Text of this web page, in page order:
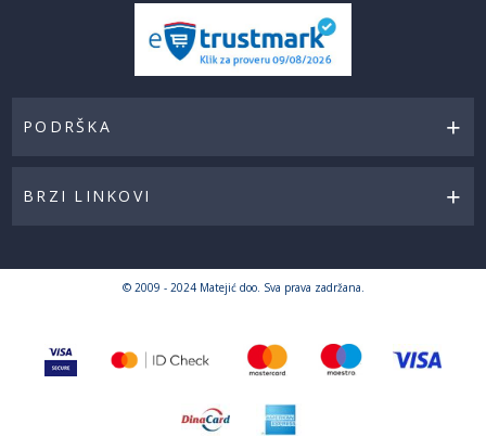
PODRŠKA
BRZI LINKOVI
© 2009 - 2024 Matejić doo. Sva prava zadržana.